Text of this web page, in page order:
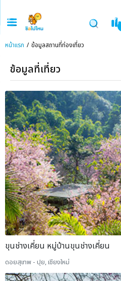
หน้าแรก ข้อมูลสถานที่ท่องเที่ยว
ข้อมูลที่เที่ยว
ขุนช่างเคี่ยน หมู่บ้านขุนช่างเคี่ยน
ดอยสุเทพ - ปุย, เชียงใหม่